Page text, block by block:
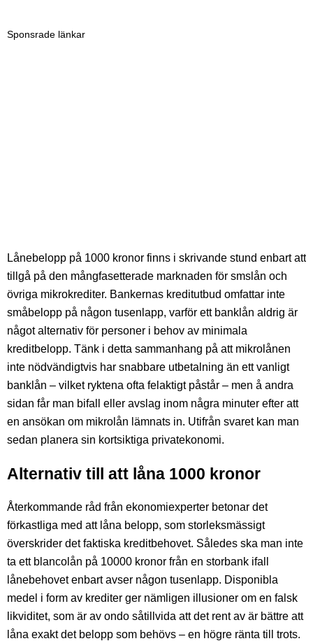
Sponsrade länkar
Lånebelopp på 1000 kronor finns i skrivande stund enbart att
tillgå på den mångfasetterade marknaden för smslån och
övriga mikrokrediter. Bankernas kreditutbud omfattar inte
småbelopp på någon tusenlapp, varför ett banklån aldrig är
något alternativ för personer i behov av minimala
kreditbelopp. Tänk i detta sammanhang på att mikrolånen
inte nödvändigtvis har snabbare utbetalning än ett vanligt
banklån – vilket ryktena ofta felaktigt påstår – men å andra
sidan får man bifall eller avslag inom några minuter efter att
en ansökan om mikrolån lämnats in. Utifrån svaret kan man
sedan planera sin kortsiktiga privatekonomi.
Alternativ till att låna 1000 kronor
Återkommande råd från ekonomiexperter betonar det
förkastliga med att låna belopp, som storleksmässigt
överskrider det faktiska kreditbehovet. Således ska man inte
ta ett blancolån på 10000 kronor från en storbank ifall
lånebehovet enbart avser någon tusenlapp. Disponibla
medel i form av krediter ger nämligen illusioner om en falsk
likviditet, som är av ondo såtillvida att det rent av är bättre att
låna exakt det belopp som behövs – en högre ränta till trots.